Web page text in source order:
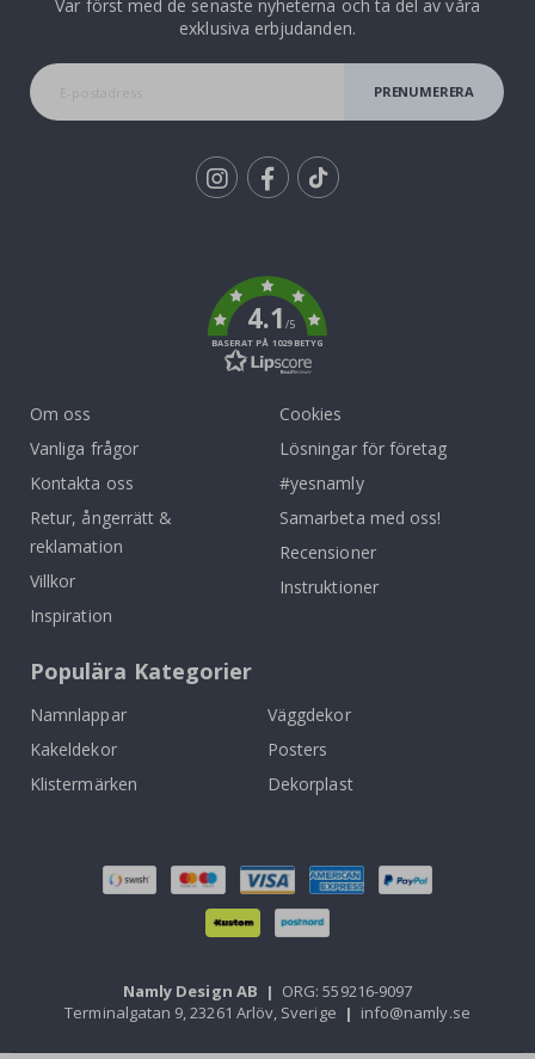
Var först med de senaste nyheterna och ta del av våra
exklusiva erbjudanden.
PRENUMERERA
4.1/5
BASERAT PÅ 1029 BETYG
Om oss
Vanliga frågor
Kontakta oss
Retur, ångerrätt &
reklamation
Villkor
Inspiration
Cookies
Lösningar för företag
#yesnamly
Samarbeta med oss!
Recensioner
Instruktioner
Populära Kategorier
Namnlappar
Väggdekor
Kakeldekor
Posters
Klistermärken
Dekorplast
Namly Design AB | ORG: 559216-9097
Terminalgatan 9, 23261 Arlöv, Sverige | info@namly.se